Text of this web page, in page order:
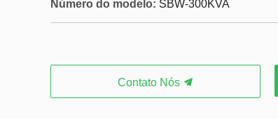
Número do modelo: SBW-300KVA
Contato Nós